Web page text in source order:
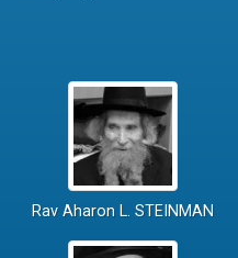
Rav Aharon L. STEINMAN